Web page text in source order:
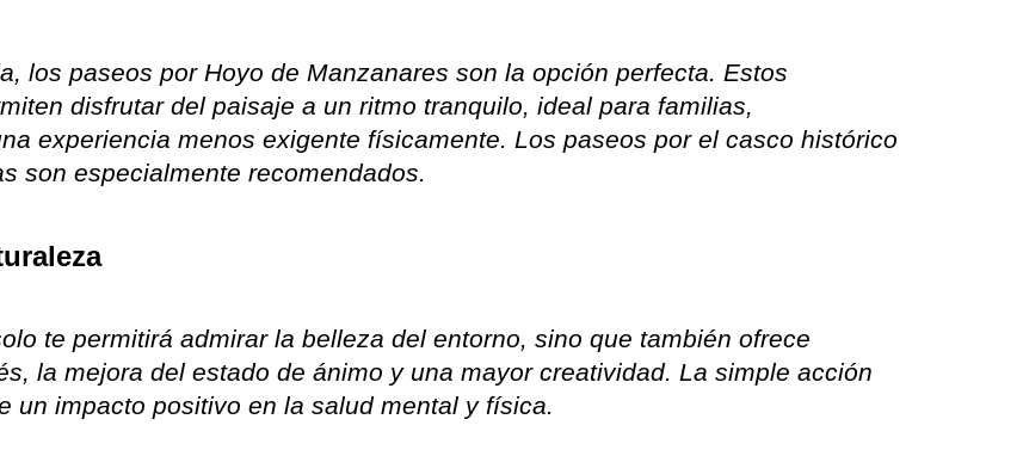
los paseos por Hoyo de Manzanares son la opción perfecta. Estos
disfrutar del paisaje a un ritmo tranquilo, ideal para familias,
experiencia menos exigente físicamente. Los paseos por el casco histórico
son especialmente recomendados.
te permitirá admirar la belleza del entorno, sino que también ofrece
la mejora del estado de ánimo y una mayor creatividad. La simple acción
un impacto positivo en la salud mental y física.